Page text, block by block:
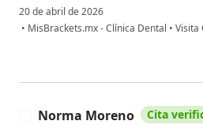
20 de abril de 2026
• MisBrackets.mx - Clínica Dental • Visita
Norma Moreno Cita